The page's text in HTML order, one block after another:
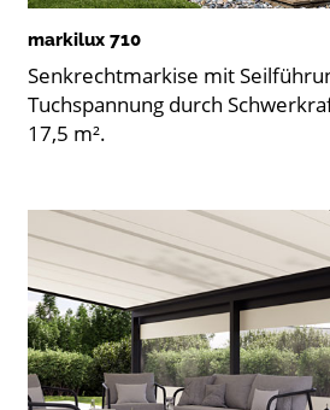
markilux 710
Senkrechtmarkise mit
Tuchspannung durch
17,5 m².